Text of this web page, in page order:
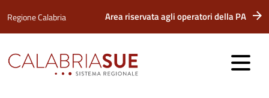
Regione Calabria Area riservata agli operatori della PA